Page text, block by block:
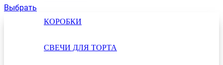
КОРОБКИ
СВЕЧИ ДЛЯ ТОРТА
Выбрать